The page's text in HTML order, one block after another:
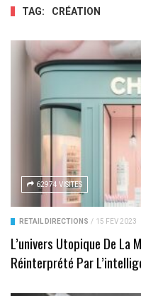
TAG: CRÉATION
62974 VISITES
RETAIL DIRECTIONS / 15 FÉV 2023
L’univers Utopique De La
Réinterprété Par